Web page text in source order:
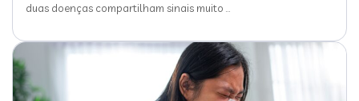
duas doenças compartilham sinais muito